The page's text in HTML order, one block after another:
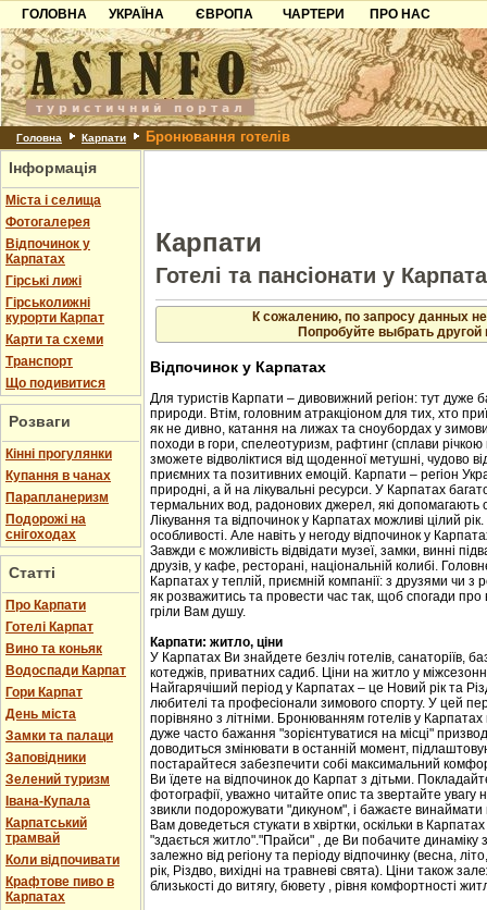
ГОЛОВНА
УКРАЇНА
Карпати
Азов
Причорноморря
Шацьк
ЄВРОПА
Чорногорія
Хорватія
Болгарія
Албанія
ЧАРТЕРИ
ПРО НАС
Контакти
Партнерам
Додати готель
Головна Карпати Бронювання готелів
Інформація
Міста і селища
Фотогалерея
Відпочинок у
Карпатах
Гірські лижі
Гірськолижні
курорти Карпат
Карти та схеми
Транспорт
Що подивитися
Розваги
Кінні прогулянки
Купання в чанах
Парапланеризм
Подорожі на
снігоходах
Статті
Про Карпати
Готелі Карпат
Вино та коньяк
Водоспади Карпат
Гори Карпат
День міста
Замки та палаци
Заповідники
Зелений туризм
Івана-Купала
Карпатський
трамвай
Коли відпочивати
Крафтове пиво в
Карпатах
Карпати
Готелі та пансіонати у
К сожалению, по запросу данных
Попробуйте выбрать другой
Відпочинок у Карпатах
Для туристів Карпати – дивовижний регіон: тут дуже
природи. Втім, головним атракціоном для тих, хто
як не дивно, катання на лижах та сноубордах у
походи в гори, спелеотуризм, рафтинг (сплави
зможете відволіктися від щоденної метушні, чудово
приємних та позитивних емоцій. Карпати – регіон
природні, а й на лікувальні ресурси. У Карпатах
термальних вод, радонових джерел, які допомагають
Лікування та відпочинок у Карпатах можливі цілий
особливості. Але навіть у негоду відпочинок у
Завжди є можливість відвідати музеї, замки, винні
друзів, у кафе, ресторані, національній колибі.
Карпатах у теплій, приємній компанії: з друзями чи
як розважитись та провести час так, щоб спогади
гріли Вам душу.
Карпати: житло, ціни
У Карпатах Ви знайдете безліч готелів, санаторіїв,
котеджів, приватних садиб. Ціни на житло у
Найгарячіший період у Карпатах – це Новий рік та
любителі та професіонали зимового спорту. У цей
порівняно з літніми. Бронюванням готелів у
дуже часто бажання "зорієнтуватися на місці"
доводиться змінювати в останній момент,
постарайтеся забезпечити собі максимальний
Ви їдете на відпочинок до Карпат з дітьми.
фотографії, уважно читайте опис та звертайте увагу
звикли подорожувати "дикуном", і бажаєте винаймати
Вам доведеться стукати в хвіртки, оскільки в
"здається житло"."Прайси" , де Ви побачите динаміку
залежно від регіону та періоду відпочинку (весна,
рік, Різдво, вихідні на травневі свята). Ціни також
близькості до витягу, бювету , рівня комфортності